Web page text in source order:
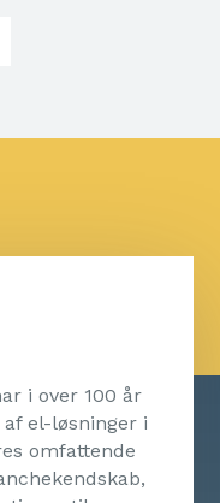
i over 100 år
el-løsninger i
omfattende